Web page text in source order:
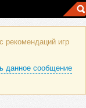
рекомендаций игр
данное сообщение